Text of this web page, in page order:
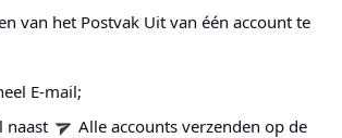
van het Postvak Uit van één account te
E-mail;
naast
Alle accounts verzenden op de